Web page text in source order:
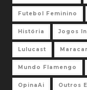
Futebol Feminino
História Jogos
Lulucast
Mundo Flamengo
OpinaAi Outros